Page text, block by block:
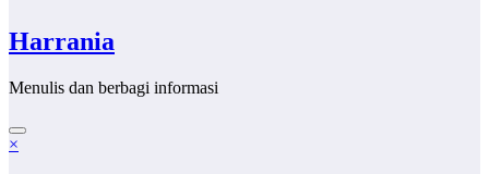
Harrania
Menulis dan berbagi informasi
×